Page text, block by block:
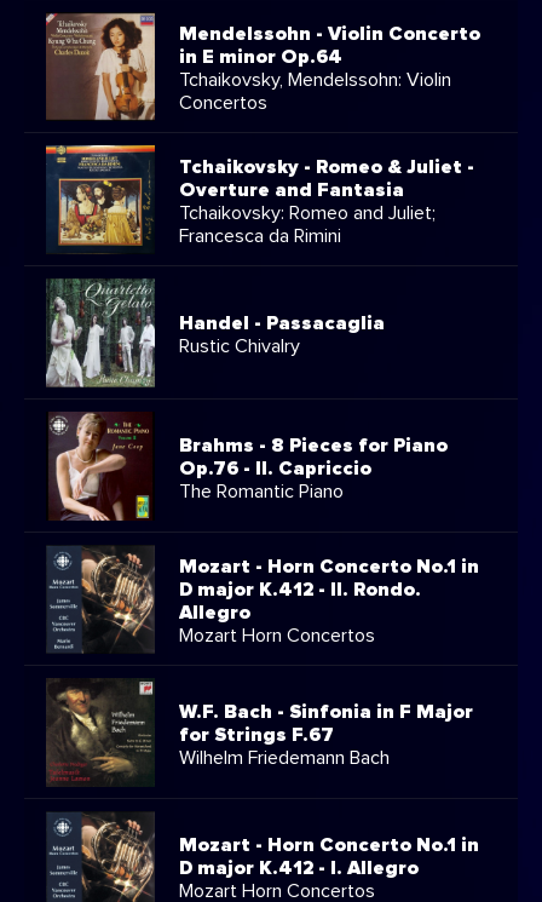
Mendelssohn - Violin Concerto
in E minor Op.64
Tchaikovsky, Mendelssohn: Violin
Concertos
Tchaikovsky - Romeo & Juliet -
Overture and Fantasia
Tchaikovsky: Romeo and Juliet;
Francesca da Rimini
Handel - Passacaglia
Rustic Chivalry
Brahms - 8 Pieces for Piano
Op.76 - II. Capriccio
The Romantic Piano
Mozart - Horn Concerto No.1 in
D major K.412 - II. Rondo.
Allegro
Mozart Horn Concertos
W.F. Bach - Sinfonia in F Major
for Strings F.67
Wilhelm Friedemann Bach
Mozart - Horn Concerto No.1 in
D major K.412 - I. Allegro
Mozart Horn Concertos